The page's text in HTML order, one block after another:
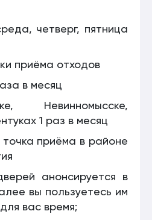
четверг, пятница
приёма отходов
в месяц
Невинномысске,
1 раз в месяц
приёма в районе
анонсируется в
вы пользуетесь им
вас время;